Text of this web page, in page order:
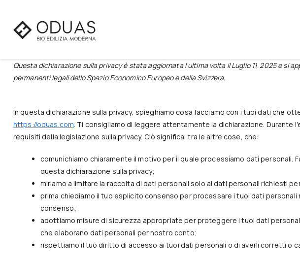
Questa dichiarazione sulla privacy è stata aggiornata l'ultima volta il Luglio 11, 2025 e si
permanenti legali dello Spazio Economico Europeo e della Svizzera.
In questa dichiarazione sulla privacy, spieghiamo cosa facciamo con i tuoi dati che
https://oduas.com. Ti consigliamo di leggere attentamente la dichiarazione. Durante
requisiti della legislazione sulla privacy. Ciò significa, tra le altre cose, che:
comunichiamo chiaramente il motivo per il quale processiamo dati personali.
questa dichiarazione sulla privacy;
miriamo a limitare la raccolta di dati personali solo ai dati personali richiesti
prima chiediamo il tuo esplicito consenso per processare i tuoi dati personali
consenso;
adottiamo misure di sicurezza appropriate per proteggere i tuoi dati
che elaborano dati personali per nostro conto;
rispettiamo il tuo diritto di accesso ai tuoi dati personali o di averli corretti o